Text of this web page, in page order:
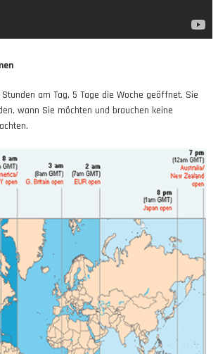
am Tag, 5 Tage die Woche geöffnet. Sie
wann Sie möchten und brauchen keine